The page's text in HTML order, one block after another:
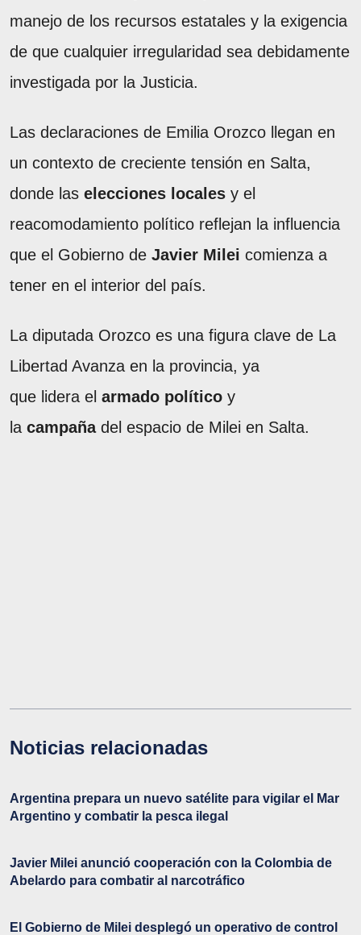
manejo de los recursos estatales y la exigencia
de que cualquier irregularidad sea debidamente
investigada por la Justicia.
Las declaraciones de Emilia Orozco llegan en
un contexto de creciente tensión en Salta,
donde las elecciones locales y el
reacomodamiento político reflejan la influencia
que el Gobierno de Javier Milei comienza a
tener en el interior del país.
La diputada Orozco es una figura clave de La
Libertad Avanza en la provincia, ya
que lidera el armado político y
la campañadel espacio de Milei en Salta.
Noticias relacionadas
Argentina prepara un nuevo satélite para vigilar el Mar
Argentino y combatir la pesca ilegal
Javier Milei anunció cooperación con la Colombia de
Abelardo para combatir al narcotráfico
El Gobierno de Milei desplegó un operativo de control